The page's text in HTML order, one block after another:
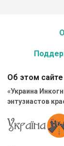
Об этом сайте
«Украина
энтузиастов